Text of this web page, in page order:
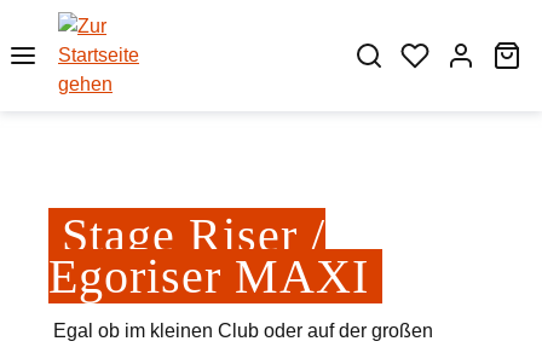
Zum Hauptinhalt springen
Stage Riser /
Egoriser MAXI
Egal ob im kleinen Club oder auf der großen